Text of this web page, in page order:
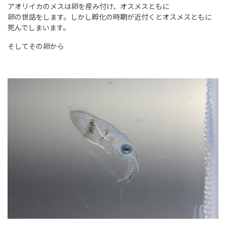
アオリイカのメスは卵を産み付け、オスメスともに
卵の世話をします。しかし孵化の時期が近付くとオスメスともに
死んでしまいます。
そしてその卵から